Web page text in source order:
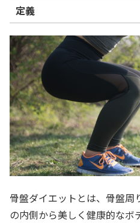
定義
骨盤ダイエットとは、骨盤周
の内側から美しく健康的なボ